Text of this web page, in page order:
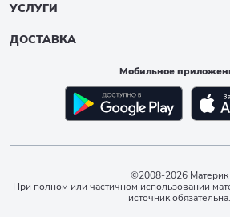
УСЛУГИ
ДОСТАВКА
Мобильное
©2008-2026 Материк
При полном или частичном использовании
источник обязательна.